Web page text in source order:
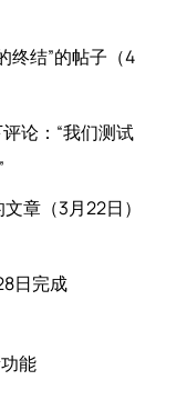
终结”的帖子（4
论：“我们测试
章（3月22日）
日完成
能